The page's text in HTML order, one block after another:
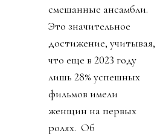
смешанные ансамбли.
Это значительное
достижение, учитывая,
что еще в 2023 году
лишь 28% успешных
фильмов имели
женщин на первых
ролях. Об